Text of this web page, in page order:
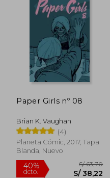
dcto. S/ 62,10
Paper Girls nº 08
Brian K. Vaughan
(4)
Planeta Cómic, 2017, Tapa
Blanda, Nuevo